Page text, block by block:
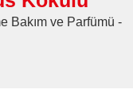
Bakım ve Parfümü -